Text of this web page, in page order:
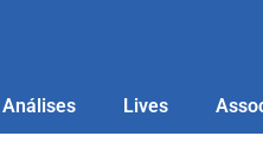
Análises Lives